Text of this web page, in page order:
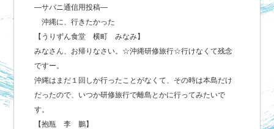
―サバニ通信用投稿―
沖縄に、行きたかった
【うりずん食堂 横町 みなみ】
みなさん、お帰りなさい。☆沖縄研修旅行☆行けなくて残念
ですー。
沖縄はまだ１回しか行ったことがなくて、その時は本島だけ
だったので、いつか研修旅行で離島とかに行ってみたいで
す。
【抱瓶 李 鵬】